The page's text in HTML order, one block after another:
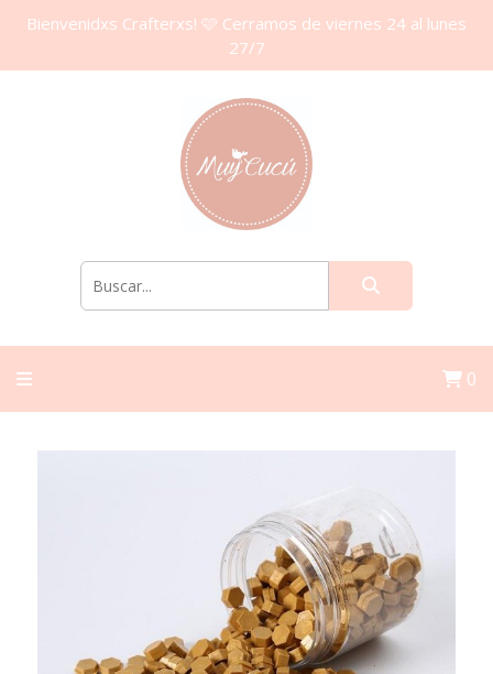
Bienvenidxs Crafterxs! 🩷 Cerramos de viernes 24 al lunes
27/7
0